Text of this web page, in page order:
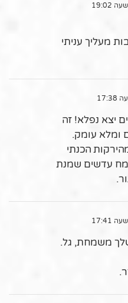
מעליך עניתי
יצא נפלא! זה
ומלא עומק.
הכנתי
עדשים שמנת
משמחת, גל.